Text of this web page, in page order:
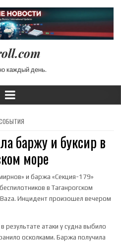
каждый день.
IN
баржу и буксир в
море
и баржа «Секция-179»
в Таганрогском
Baza. Инцидент произошел вечером
результате атаки у судна выбило
осколками. Баржа получила